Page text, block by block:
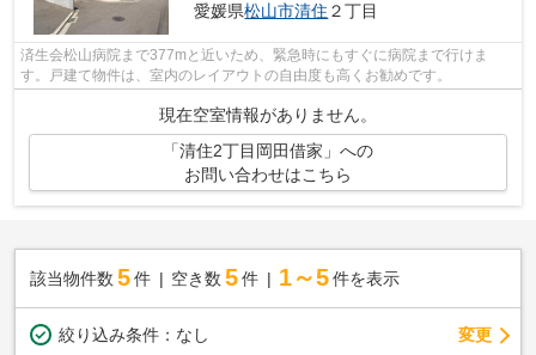
愛媛県松山市清住 ２丁目
済生会松山病院まで377mと近いため、緊急時にもすぐに病院まで行けま
す。戸建て物件は、室内のレイアウトの自由度も高くお勧めです。
現在空室情報がありません。
「清住2丁目岡田借家」への
お問い合わせはこちら
該当物件数 5件 空き数 5 件 1～5 件を表示
絞り込み条件： なし 変更